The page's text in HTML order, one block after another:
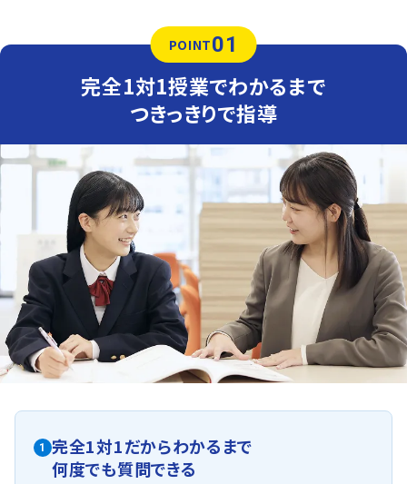
周はワークを解けるよう、授業がない日の宿題管理まで、ト
ライがサポートします。
英語（教科書：東京書籍）
前原西中は学校のワークからの出題が多く、ワークを何度
も解き直すことが対策のポイントです。トライは専任講師が
マンツーマンで指導するため、ワークを最低3周できるよ
人気のコース
苦手科目克服コース
公立入試対策コース
他にも以下の学校に対応しています
筑紫女学園中学校、玄洋中学校、舞鶴誠和中学校、早稲田佐賀中
学校
POINT01
完全1対1授業でわかるまで
つきっきりで指導
1
完全1対1だからわかるまで
何度でも質問できる